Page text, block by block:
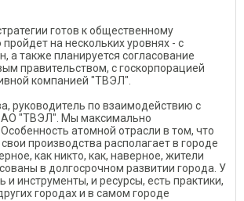
готов к общественному
на нескольких уровнях - с
а также планируется согласование
правительством, с госкорпорацией
компанией "ТВЭЛ".
руководитель по взаимодействию с
АО "ТВЭЛ". Мы максимально
атомной отрасли в том, что
производства располагает в городе
как никто, как, наверное, жители
в долгосрочном развитии города. У
и инструменты, и ресурсы, есть практики,
городах и в самом городе